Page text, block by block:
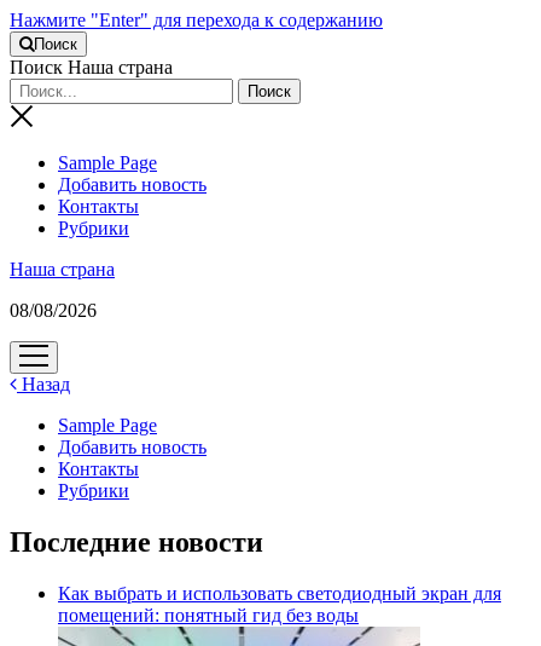
Нажмите "Enter" для перехода к содержанию
Поиск
Поиск Наша страна
Sample Page
Добавить новость
Контакты
Рубрики
Наша страна
08/08/2026
открыть
меню
Назад
Sample Page
Добавить новость
Контакты
Рубрики
Последние новости
Как выбрать и использовать светодиодный экран для
помещений: понятный гид без воды